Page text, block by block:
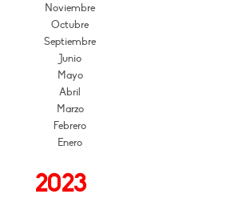
Noviembre
Octubre
Septiembre
Junio
Mayo
Abril
Marzo
Febrero
Enero
2023